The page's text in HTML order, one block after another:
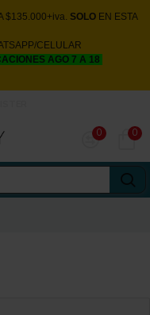
$135.000+iva. SOLOEN ESTA
CELULAR
AGO 7 A 18
0 0